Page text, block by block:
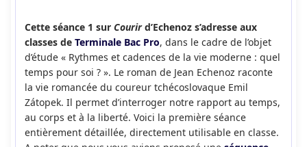
publication :
Cette séance 1 sur Courird’Echenoz s’adresse aux
classes de Terminale Bac Pro, dans le cadre de l’objet
d’étude « Rythmes et cadences de la vie moderne : quel
temps pour soi ? ». Le roman de Jean Echenoz raconte
la vie romancée du coureur tchécoslovaque Emil
Zátopek. Il permet d’interroger notre rapport au temps,
au corps et à la liberté. Voici la première séance
entièrement détaillée, directement utilisable en classe.